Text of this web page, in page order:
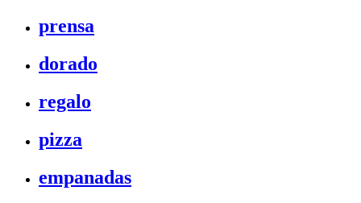
prensa
dorado
regalo
pizza
empanadas